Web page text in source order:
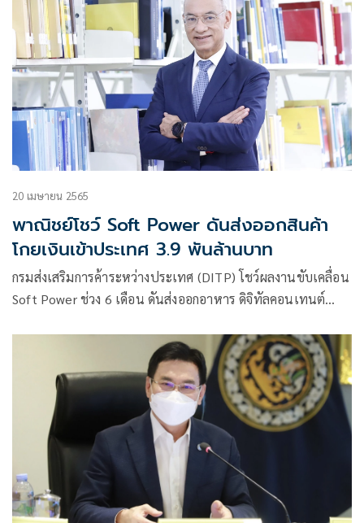
20 เมษายน 2565
พาณิชย์โชว์ Soft Power ดันส่งออกสินค้า
โกยเงินเข้าประเทศ 3.9 พันล้านบาท
กรมส่งเสริมการค้าระหว่างประเทศ (DITP) โชว์ผลงานขับเคลื่อน
Soft Power ช่วง 6 เดือน ดันส่งออกอาหาร ดิจิทัลคอนเทนต์
เงินเข้าประเทศได้แล้ว 3,905 ล้านบาท